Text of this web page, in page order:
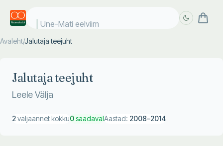
Une-Mati eelviima
Avaleht/Jalutaja teejuht
Jalutaja teejuht
Leele Välja
2väljaannet kokku0saadavalAastad: 2008–2014